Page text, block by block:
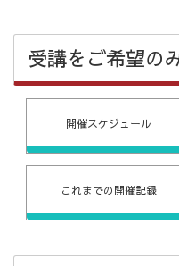
受講をご希望の
開催スケジュール
これまでの開催記録